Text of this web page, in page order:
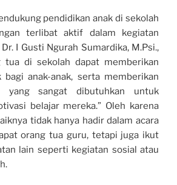
pendidikan anak di sekolah
terlibat aktif dalam kegiatan
I Gusti Ngurah Sumardika, M.Psi.,
tua di sekolah dapat memberikan
anak-anak, serta memberikan
yang sangat dibutuhkan untuk
belajar mereka.” Oleh karena
tidak hanya hadir dalam acara
orang tua guru, tetapi juga ikut
lain seperti kegiatan sosial atau